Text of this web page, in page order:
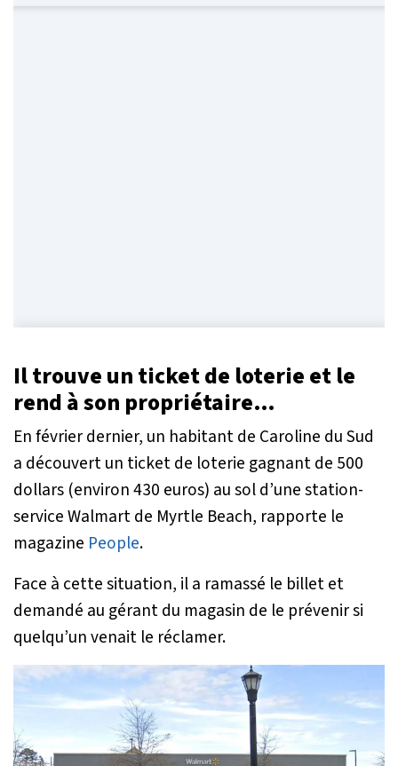
Il trouve un ticket de loterie et le
rend à son propriétaire…
En février dernier, un habitant de Caroline du Sud
a découvert un ticket de loterie gagnant de 500
dollars (environ 430 euros) au sol d’une station-
service Walmart de Myrtle Beach, rapporte le
magazine People.
Face à cette situation, il a ramassé le billet et
demandé au gérant du magasin de le prévenir si
quelqu’un venait le réclamer.